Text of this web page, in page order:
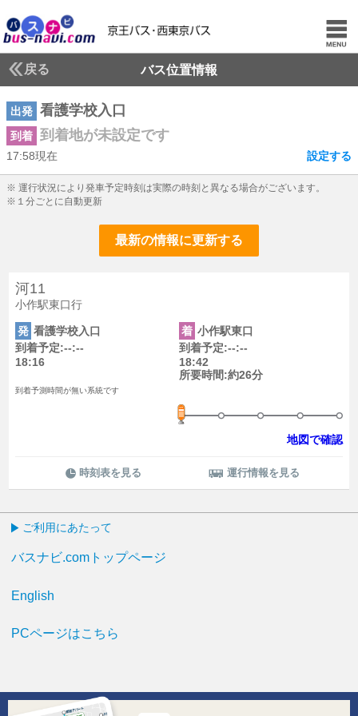
戻る バス位置情報
出発 看護学校入口
到着 到着地が未設定です
設定する
17:58現在
※ 運行状況により発車予定時刻は実際の時刻と異なる場合がございます。
※１分ごとに自動更新
最新の情報に更新する
河11
小作駅東口行
発 看護学校入口
到着予定:--:--
18:16
着 小作駅東口
到着予定:--:--
18:42
所要時間:約26分
到着予測時間が無い系統です
地図で確認
時刻表を見る 運行情報を見る
ご利用にあたって
バスナビ.comトップページ
English
PCページはこちら